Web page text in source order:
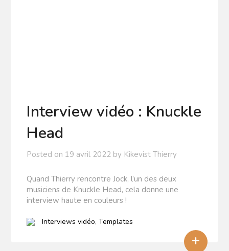
Interview vidéo : Knuckle
Head
Posted on 19 avril 2022 by Kikevist Thierry
Quand Thierry rencontre Jock, l’un des deux
musiciens de Knuckle Head, cela donne une
interview haute en couleurs !
+
Interviews vidéo,Templates